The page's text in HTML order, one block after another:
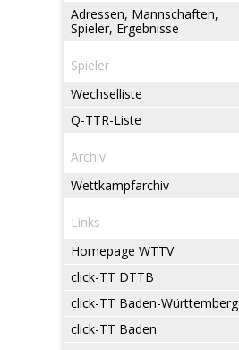
Adressen, Mannschaften,
Spieler, Ergebnisse
Spieler
Wechselliste
Q-TTR-Liste
Archiv
Wettkampfarchiv
Links
Homepage WTTV
click-TT DTTB
click-TT Baden-Württemberg
click-TT Baden